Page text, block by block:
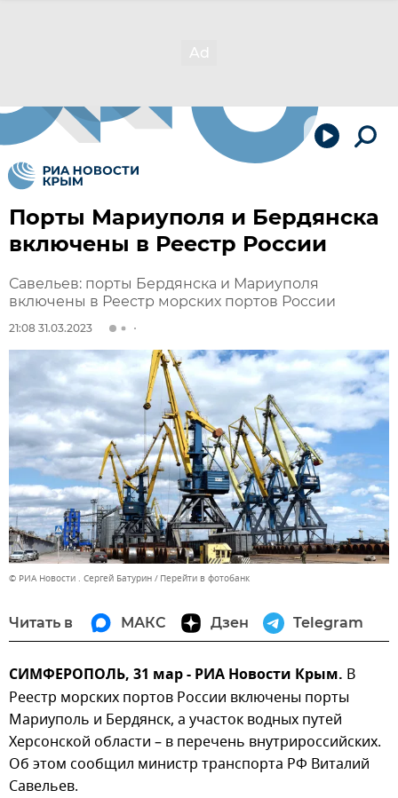
Порты Мариуполя и Бердянска
включены в Реестр России
Савельев: порты Бердянска и Мариуполя
включены в Реестр морских портов России
21:08 31.03.2023
© РИА Новости . Сергей Батурин Перейти в фотобанк
Читать в МАКС Дзен Telegram
СИМФЕРОПОЛЬ, 31 мар - РИА Новости Крым. В
Реестр морских портов России включены порты
Мариуполь и Бердянск, а участок водных путей
Херсонской области – в перечень внутрироссийских.
Об этом сообщил министр транспорта РФ Виталий
Савельев.